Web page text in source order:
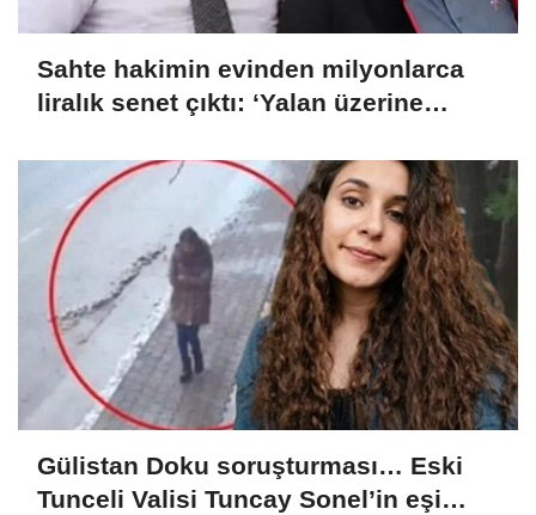
Sahte hakimin evinden milyonlarca
liralık senet çıktı: ‘Yalan üzerine
Gülistan Doku soruşturması… Eski
Tunceli Valisi Tuncay Sonel’in eşi